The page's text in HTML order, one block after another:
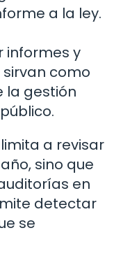
a la ley.
informes y
como
la gestión
a revisar
sino que
en
detectar
se